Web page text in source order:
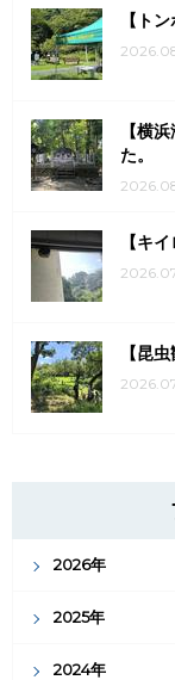
【ト
【横
た。
【キ
【昆
2026年
2025年
2024年